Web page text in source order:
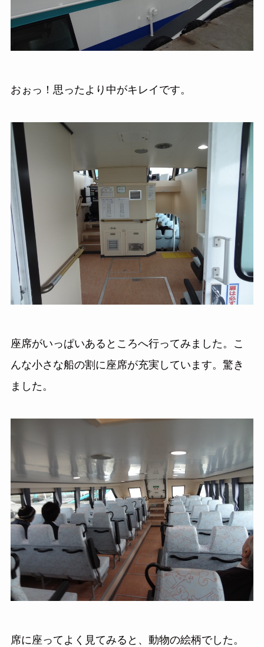
おぉっ！思ったより中がキレイです。
座席がいっぱいあるところへ行ってみました。こ
んな小さな船の割に座席が充実しています。驚き
ました。
席に座ってよく見てみると、動物の絵柄でした。